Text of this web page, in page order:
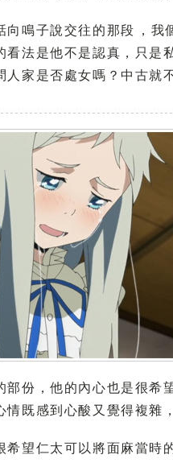
向鳴子說交往的那段 ，我
看法是他不是認真，只是
人家是否處女嗎？中古就
部份，他的內心也是很希
情既感到心酸又覺得複雜
希望仁太可以將面麻當時